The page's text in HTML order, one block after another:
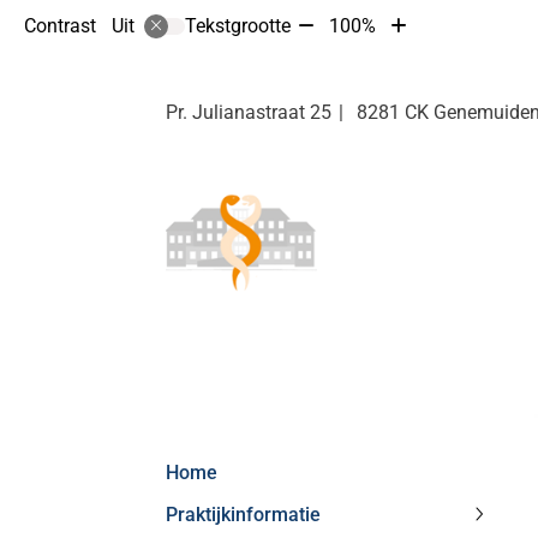
Contrast Uit Tekstgrootte Tekst
10%
100%
Tekst
10%
Pr. Julianastraat 25 8281 CK Genemuiden
Home
Praktijkinformatie